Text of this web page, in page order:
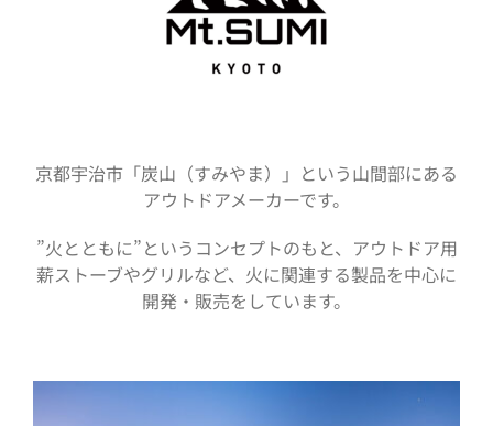
京都宇治市「炭山（すみやま）」という山間部にある
アウトドアメーカーです。
”火とともに”というコンセプトのもと、アウトドア用
薪ストーブやグリルなど、火に関連する製品を中心に
開発・販売をしています。